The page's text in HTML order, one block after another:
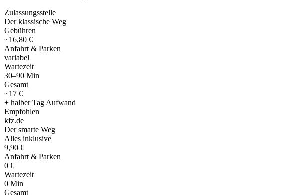
Zulassungsstelle
Der klassische Weg
Gebühren
~16,80 €
Anfahrt & Parken
variabel
Wartezeit
30–90 Min
Gesamt
~17 €
+ halber Tag Aufwand
Empfohlen
kfz.de
Der smarte Weg
Alles inklusive
9,90 €
Anfahrt & Parken
0 €
Wartezeit
0 Min
Gesamt